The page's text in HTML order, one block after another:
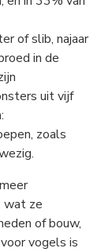
of slib, najaar
in de
uit vijf
zoals
wat ze
of bouw,
vogels is